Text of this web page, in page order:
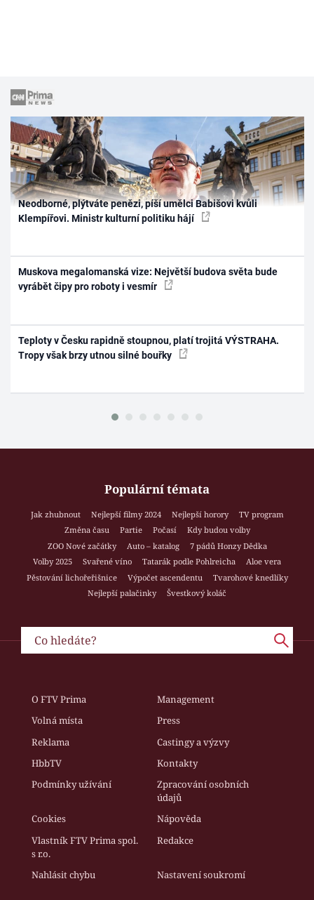
Neodborné, plýtváte penězi, píší umělci Babišovi kvůli
Klempířovi. Ministr kulturní politiku hájí
Muskova megalomanská vize: Největší budova světa bude
vyrábět čipy pro roboty i vesmír
Teploty v Česku rapidně stoupnou, platí trojitá VÝSTRAHA.
Tropy však brzy utnou silné bouřky
Populární témata
Jak zhubnout Nejlepší filmy 2024 Nejlepší horory
TV program
Změna času
Partie Počasí
Kdy budou volby
ZOO Nové začátky
Auto – katalog
7 pádů Honzy Dědka
Volby 2025
Svařené víno Tatarák podle Pohlreicha
Aloe vera
Pěstování lichořeřišnice
Výpočet ascendentu
Tvarohové knedlíky
Nejlepší palačinky
Švestkový koláč
O FTV Prima
Management
Volná místa
Press
Reklama
Castingy a výzvy
HbbTV
Kontakty
Podmínky užívání
Zpracování osobních
údajů
Cookies
Nápověda
Vlastník FTV Prima spol.
s r.o.
Redakce
Nahlásit chybu Nastavení soukromí